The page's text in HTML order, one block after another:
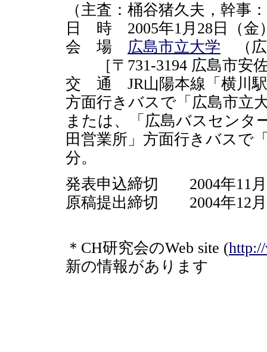
（主査：桶谷猪久夫，幹事
日 時 2005年1月28日（金
会 場 広島市立大学 （広
［〒731-3194 広島市安
交 通 JR山陽本線「横川駅
方面行きバスで「広島市立
または、「広島バスセンタ
田営業所」方面行きバスで
分。
発表申込締切 2004年11月
原稿提出締切 2004年12月
＊CH研究会のWeb site (
新の情報があります